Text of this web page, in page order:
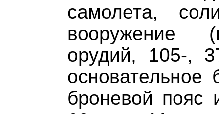
самолета,
вооружение
орудий, 105-,
броневой пояс